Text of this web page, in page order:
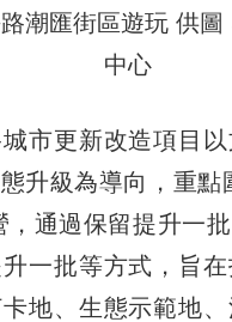
潮匯街區遊玩 供圖
中心
更新改造項目以
升級為導向，重點
，通過保留提升一
一批等方式，旨
地、生態示範地、